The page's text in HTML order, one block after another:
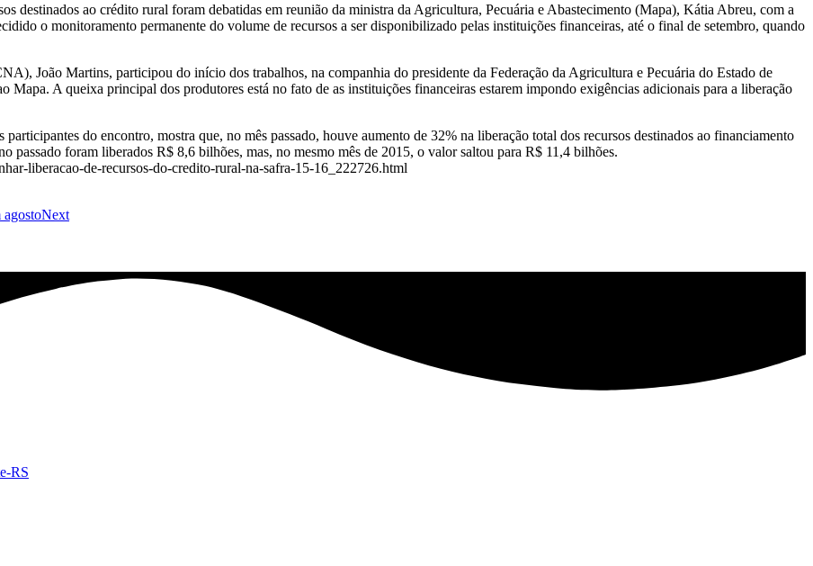
destinados ao crédito rural foram debatidas em reunião da ministra da Agricultura, Pecuária e Abastecimento (Mapa), Kátia Abreu, com a
o monitoramento permanente do volume de recursos a ser disponibilizado pelas instituições financeiras, até o final de setembro, quando
João Martins, participou do início dos trabalhos, na companhia do presidente da Federação da Agricultura e Pecuária do Estado de
A queixa principal dos produtores está no fato de as instituições financeiras estarem impondo exigências adicionais para a liberação
do encontro, mostra que, no mês passado, houve aumento de 32% na liberação total dos recursos destinados ao financiamento
passado foram liberados R$ 8,6 bilhões, mas, no mesmo mês de 2015, o valor saltou para R$ 11,4 bilhões.
liberacao-de-recursos-do-credito-rural-na-safra-15-16_222726.html
agostoNext
RS